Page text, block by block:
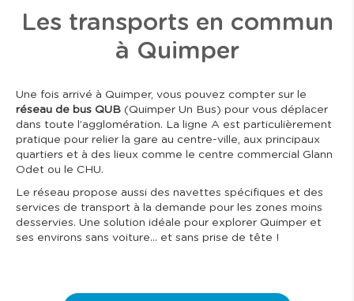
Les transports en commun
à Quimper
Une fois arrivé à Quimper, vous pouvez compter sur le
réseau de bus QUB (Quimper Un Bus) pour vous déplacer
dans toute l’agglomération. La ligne A est particulièrement
pratique pour relier la gare au centre-ville, aux principaux
quartiers et à des lieux comme le centre commercial Glann
Odet ou le CHU.
Le réseau propose aussi des navettes spécifiques et des
services de transport à la demande pour les zones moins
desservies. Une solution idéale pour explorer Quimper et
ses environs sans voiture… et sans prise de tête !